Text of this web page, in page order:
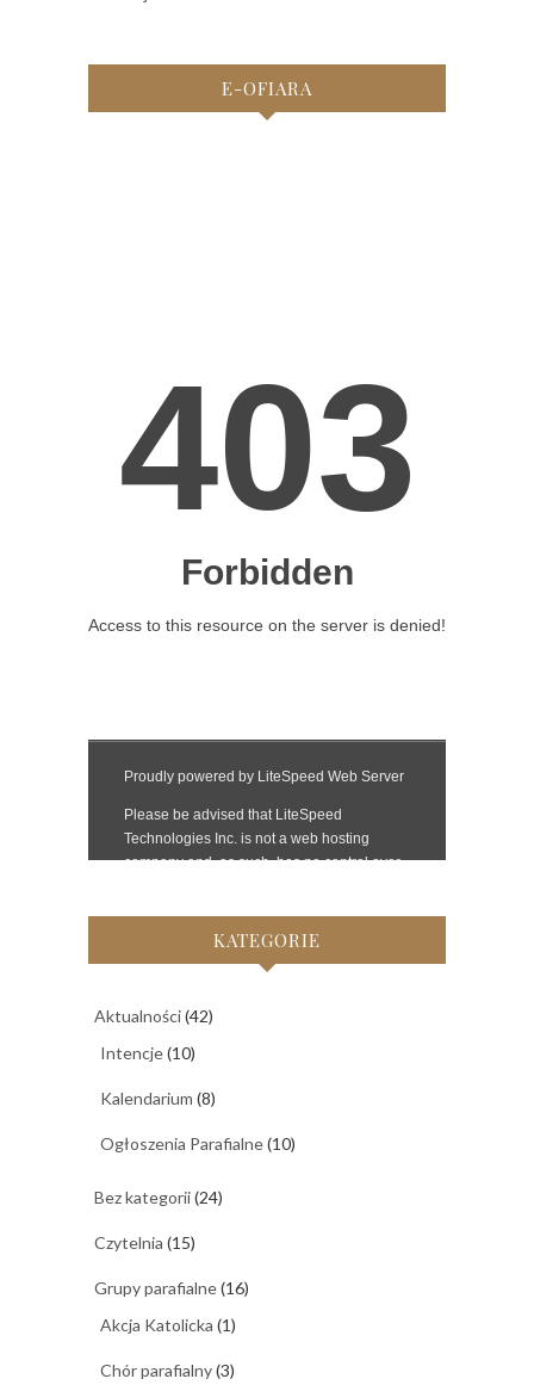
E-OFIARA
KATEGORIE
Aktualności(42)
Intencje(10)
Kalendarium (8)
Ogłoszenia Parafialne(10)
Bez kategorii(24)
Czytelnia (15)
Grupy parafialne(16)
Akcja Katolicka (1)
Chór parafialny(3)